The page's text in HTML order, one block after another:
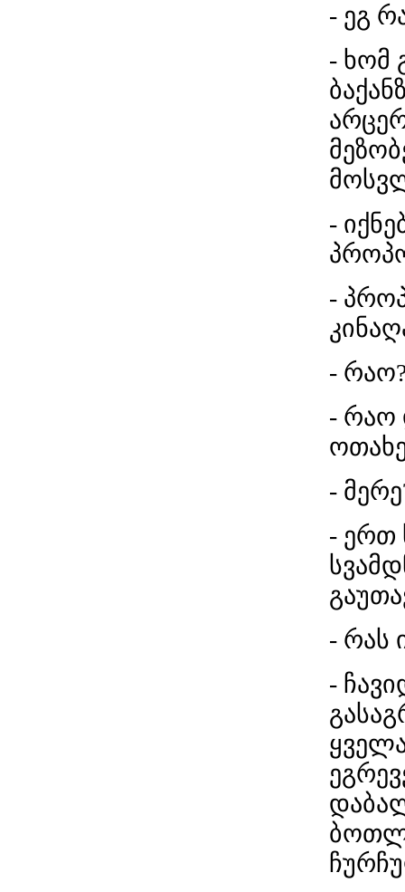
- ეგ
- ხომ
-
-
-
- რაო
-
- ერთ
- რას
-